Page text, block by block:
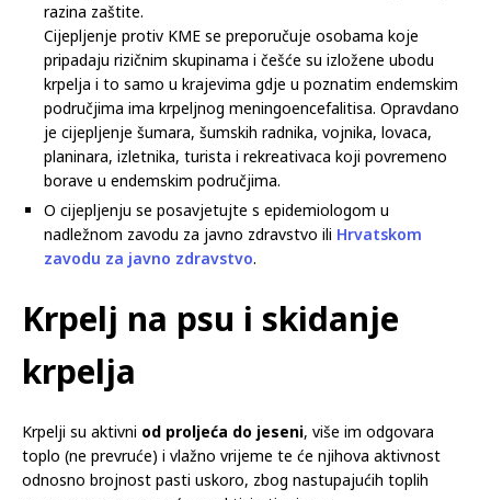
razina zaštite.
Cijepljenje protiv KME se preporučuje osobama koje
pripadaju rizičnim skupinama i češće su izložene ubodu
krpelja i to samo u krajevima gdje u poznatim endemskim
područjima ima krpeljnog meningoencefalitisa. Opravdano
je cijepljenje šumara, šumskih radnika, vojnika, lovaca,
planinara, izletnika, turista i rekreativaca koji povremeno
borave u endemskim područjima.
O cijepljenju se posavjetujte s epidemiologom u
nadležnom zavodu za javno zdravstvo ili Hrvatskom
zavodu za javno zdravstvo.
Krpelj na psu i skidanje
krpelja
Krpelji su aktivni od proljeća do jeseni, više im odgovara
toplo (ne prevruće) i vlažno vrijeme te će njihova aktivnost
odnosno brojnost pasti uskoro, zbog nastupajućih toplih